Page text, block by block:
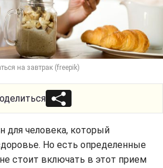
на завтрак (freepik)
для человека, который
Но есть определенные
стоит включать в этот прием